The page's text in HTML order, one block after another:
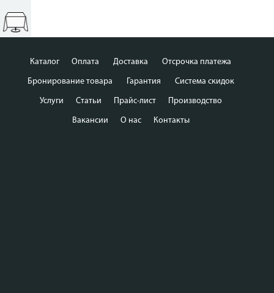
Каталог Оплата Доставка Отсрочка платежа
Бронирование товара Гарантия Система скидок
Услуги Статьи Прайс-лист Производство
Вакансии О нас Контакты